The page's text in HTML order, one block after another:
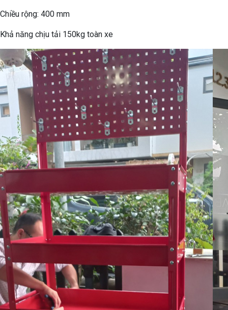
Chiều rộng: 400 mm
Khả năng chịu tải 150kg toàn xe